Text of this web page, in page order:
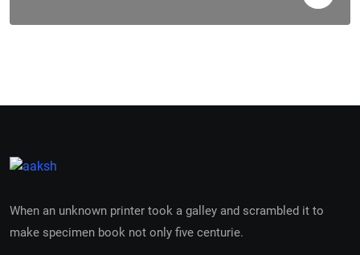
When an unknown printer took a galley and scrambled it to
make specimen book not only five centurie.